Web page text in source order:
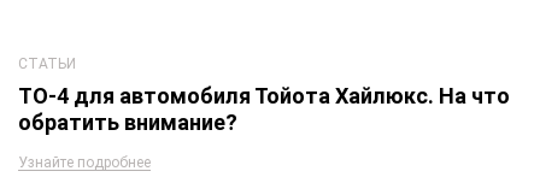
СТАТЬИ
ТО-4 для автомобиля Тойота Хайлюкс. На что
обратить внимание?
Узнайте подробнее